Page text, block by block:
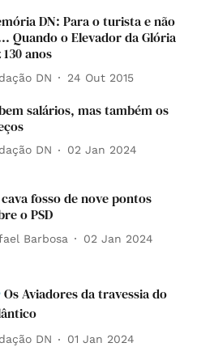
DN: Para o turista e não
Quando o Elevador da Glória
130 anos
DN 24 Out 2015
salários, mas também os
DN 02 Jan 2024
cava fosso de nove pontos
o PSD
Barbosa 02 Jan 2024
Os Aviadores da travessia do
DN 01 Jan 2024